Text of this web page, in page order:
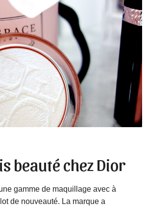
beauté chez Dior
gamme de maquillage avec à
de nouveauté. La marque a